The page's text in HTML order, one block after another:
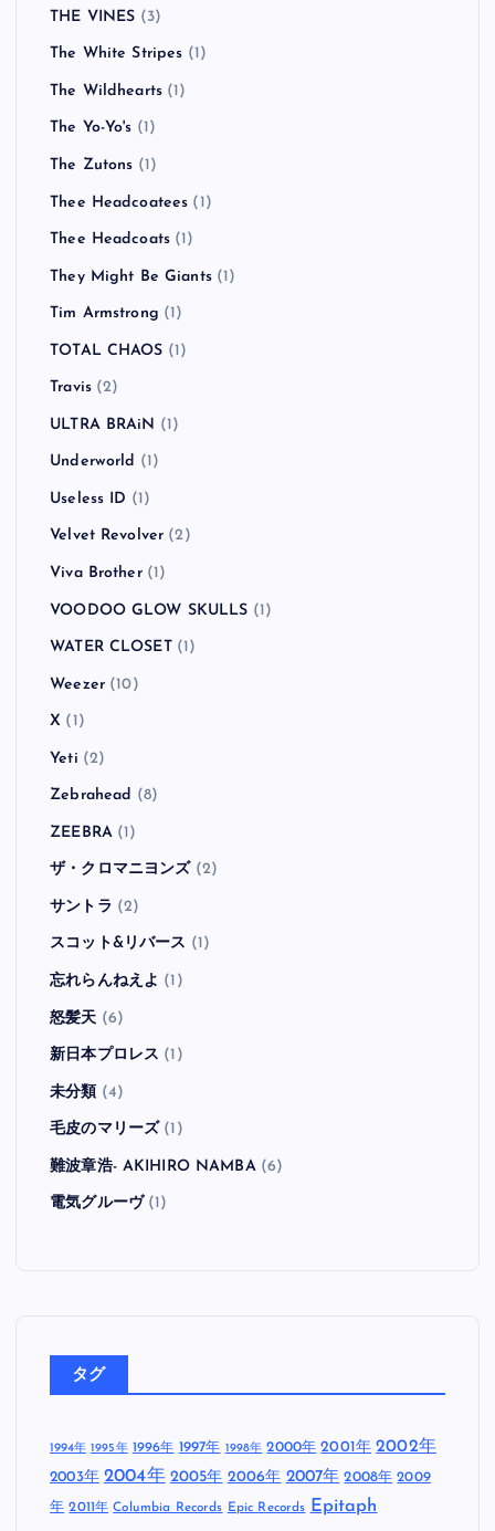
THE VINES (3)
The White Stripes (1)
The Wildhearts (1)
The Yo-Yo's (1)
The Zutons (1)
Thee Headcoatees (1)
Thee Headcoats (1)
They Might Be Giants(1)
Tim Armstrong (1)
TOTAL CHAOS (1)
Travis(2)
ULTRA BRAiN (1)
Underworld (1)
Useless ID (1)
Velvet Revolver (2)
Viva Brother(1)
VOODOO GLOW SKULLS (1)
WATER CLOSET(1)
Weezer(10)
X (1)
Yeti (2)
Zebrahead (8)
ZEEBRA(1)
ザ・クロマニヨンズ (2)
サントラ (2)
スコット&リバース (1)
忘れらんねえよ (1)
怒髪天 (6)
新日本プロレス (1)
未分類 (4)
毛皮のマリーズ (1)
難波章浩- AKIHIRO NAMBA(6)
電気グルーヴ(1)
タグ
1994年 1995年 1996年 1997年 1998年 2000年 2001年 2002年
2003年 2004年 2005年 2006年 2007年 2008年 2009
年 2011年 Columbia Records Epic Records Epitaph